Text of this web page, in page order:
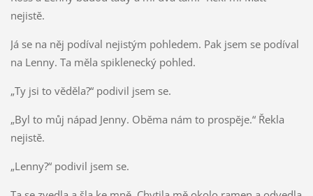
nejistě.
Já se na něj podíval nejistým pohledem. Pak jsem se podíval
na Lenny. Ta měla spiklenecký pohled.
„Ty jsi to věděla?“ podivil jsem se.
„Byl to můj nápad Jenny. Oběma nám to prospěje.“ Řekla
nejistě.
„Lenny?“ podivil jsem se.